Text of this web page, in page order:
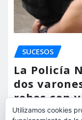
SUCESOS
La Policía
dos
robos con
misma
Utilizamos cookies